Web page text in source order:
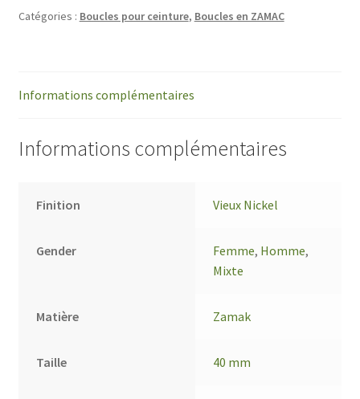
Catégories : Boucles pour ceinture, Boucles en ZAMAC
Informations complémentaires
Informations complémentaires
Finition Vieux Nickel
Gender Femme, Homme,
Mixte
Matière Zamak
Taille 40 mm